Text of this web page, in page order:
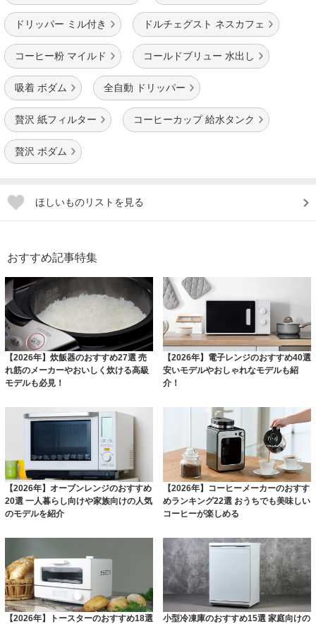
ドリッパー ミル付き ドルチェグスト ネスカフェ
コーヒー粉 マイルド コールドブリュー 水出し
吸着 ボダム 全自動 ドリッパー
贅沢 紙フィルター コーヒーカップ 給水タンク
贅沢 ボダム
ほしいものリストを見る
おすすめ記事特集
【2026年】炊飯器のおすすめ27選 売
れ筋のメーカーやおいしく炊ける高級
モデルも必見！
【2026年】電子レンジのおすすめ40選
安いモデルやおしゃれなモデルも紹
介！
【2026年】オーブンレンジのおすすめ
20選 一人暮らし向けや家族向けの人気
のモデルを紹介
【2026年】コーヒーメーカーのおすす
めランキング22選 おうちでも美味しい
コーヒーが楽しめる
【2026年】トースターのおすすめ18選
小型冷凍庫のおすすめ15選 家庭向けの